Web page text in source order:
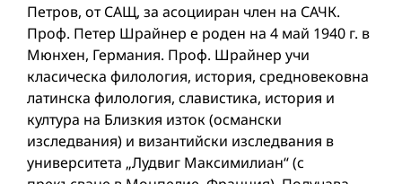
Петров, от САЩ, за асоцииран член на САЧК.
Проф. Петер Шрайнер е роден на 4 май 1940 г. в
Мюнхен, Германия. Проф. Шрайнер учи
класическа филология, история, средновековна
латинска филология, славистика, история и
култура на Близкия изток (османски
изследвания) и византийски изследвания в
университета „Лудвиг Максимилиан“ (с